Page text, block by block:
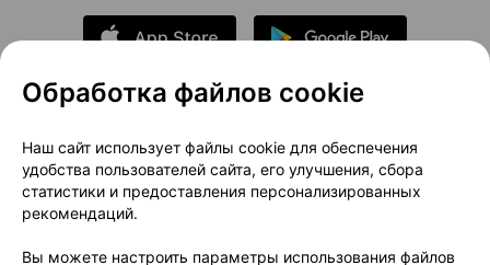
О проекте
Новости проекта
Размещение рекламы
Медицинский маркетинг
Публичный договор
Доставка
Обработка файлов cookie
Наш сайт использует файлы cookie для обеспечения
удобства пользователей сайта, его улучшения, сбора
статистики и предоставления персонализированных
рекомендаций.
Вы можете настроить параметры использования файлов